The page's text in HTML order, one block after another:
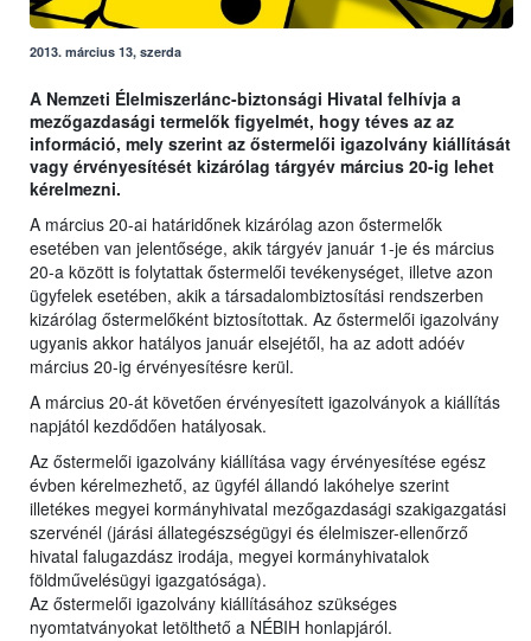
2013. március 13, szerda
A Nemzeti Élelmiszerlánc-biztonsági Hivatal felhívja a
mezőgazdasági termelők figyelmét, hogy téves az az
információ, mely szerint az őstermelői igazolvány kiállítását
vagy érvényesítését kizárólag tárgyév március 20-ig lehet
kérelmezni.
A március 20-ai határidőnek kizárólag azon őstermelők
esetében van jelentősége, akik tárgyév január 1-je és március
20-a között is folytattak őstermelői tevékenységet, illetve azon
ügyfelek esetében, akik a társadalombiztosítási rendszerben
kizárólag őstermelőként biztosítottak. Az őstermelői igazolvány
ugyanis akkor hatályos január elsejétől, ha az adott adóév
március 20-ig érvényesítésre kerül.
A március 20-át követően érvényesített igazolványok a kiállítás
napjától kezdődően hatályosak.
Az őstermelői igazolvány kiállítása vagy érvényesítése egész
évben kérelmezhető, az ügyfél állandó lakóhelye szerint
illetékes megyei kormányhivatal mezőgazdasági szakigazgatási
szervénél (járási állategészségügyi és élelmiszer-ellenőrző
hivatal falugazdász irodája, megyei kormányhivatalok
földművelésügyi igazgatósága).
Az őstermelői igazolvány kiállításához szükséges
nyomtatványokat letölthető a NÉBIH honlapjáról.